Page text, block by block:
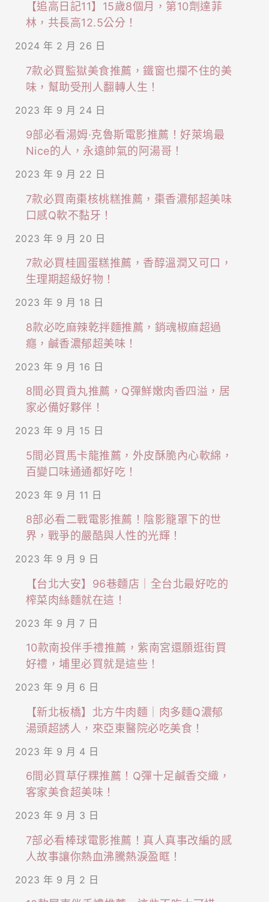
【追高日記11】15歲8個月，第10劑達菲
林，共長高12.5公分！
2024 年 2 月 26 日
7款必買監獄美食推薦，鐵窗也攔不住的美
味，幫助受刑人翻轉人生！
2023 年 9 月 24 日
9部必看湯姆·克魯斯電影推薦！好萊塢最
Nice的人，永遠帥氣的阿湯哥！
2023 年 9 月 22 日
7款必買南棗核桃糕推薦，棗香濃郁超美味
口感Q軟不黏牙！
2023 年 9 月 20 日
7款必買桂圓蛋糕推薦，香醇溫潤又可口，
生理期超級好物！
2023 年 9 月 18 日
8款必吃麻辣乾拌麵推薦，銷魂椒麻超過
癮，鹹香濃郁超美味！
2023 年 9 月 16 日
8間必買貢丸推薦，Q彈鮮嫩肉香四溢，居
家必備好夥伴！
2023 年 9 月 15 日
5間必買馬卡龍推薦，外皮酥脆內心軟綿，
百變口味通通都好吃！
2023 年 9 月 11 日
8部必看二戰電影推薦！陰影籠罩下的世
界，戰爭的嚴酷與人性的光輝！
2023 年 9 月 9 日
【台北大安】96巷麵店｜全台北最好吃的
榨菜肉絲麵就在這！
2023 年 9 月 7 日
10款南投伴手禮推薦，紫南宮還願逛街買
好禮，埔里必買就是這些！
2023 年 9 月 6 日
【新北板橋】北方牛肉麵｜肉多麵Q濃郁
湯頭超誘人，來亞東醫院必吃美食！
2023 年 9 月 4 日
6間必買草仔粿推薦！Q彈十足鹹香交織，
客家美食超美味！
2023 年 9 月 3 日
7部必看棒球電影推薦！真人真事改編的感
人故事讓你熱血沸騰熱淚盈眶！
2023 年 9 月 2 日